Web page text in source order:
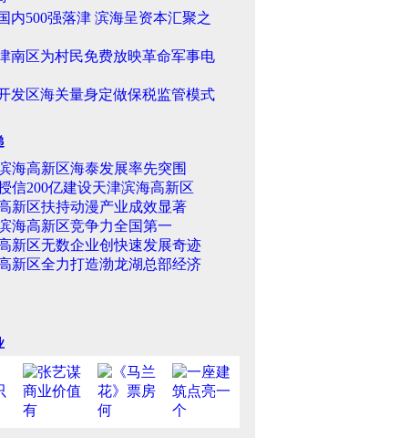
内500强落津 滨海呈资本汇聚之
南区为村民免费放映革命军事电
发区海关量身定做保税监管模式
海高新区海泰发展率先突围
信200亿建设天津滨海高新区
新区扶持动漫产业成效显著
海高新区竞争力全国第一
新区无数企业创快速发展奇迹
新区全力打造渤龙湖总部经济